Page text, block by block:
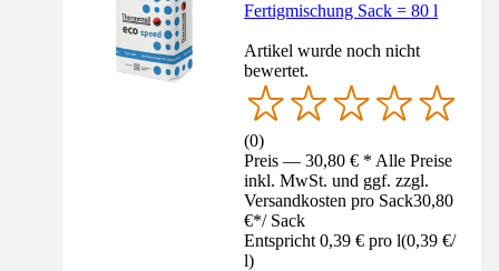
Fertigmischung Sack = 80 l
Artikel wurde noch nicht
bewertet.
(0)
Preis — 30,80 € * Alle Preise
inkl. MwSt. und ggf. zzgl.
Versandkosten pro Sack30,80
€*/ Sack
Entspricht 0,39 € pro l(0,39 €/
l)